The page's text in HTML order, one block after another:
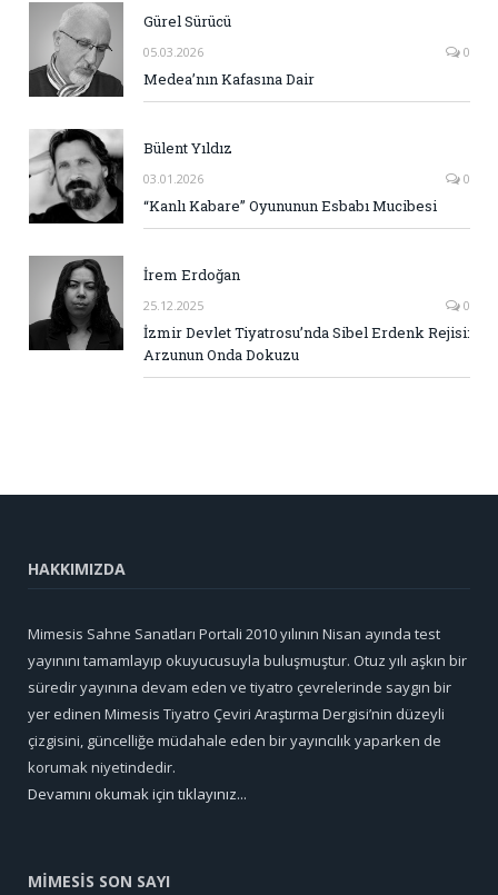
Gürel Sürücü
05.03.2026 0
Medea’nın Kafasına Dair
Bülent Yıldız
03.01.2026 0
“Kanlı Kabare” Oyununun Esbabı Mucibesi
İrem Erdoğan
25.12.2025 0
İzmir Devlet Tiyatrosu’nda Sibel Erdenk Rejisi:
Arzunun Onda Dokuzu
HAKKIMIZDA
Mimesis Sahne Sanatları Portali 2010 yılının Nisan ayında test
yayınını tamamlayıp okuyucusuyla buluşmuştur. Otuz yılı aşkın bir
süredir yayınına devam eden ve tiyatro çevrelerinde saygın bir
yer edinen Mimesis Tiyatro Çeviri Araştırma Dergisi’nin düzeyli
çizgisini, güncelliğe müdahale eden bir yayıncılık yaparken de
korumak niyetindedir.
Devamını okumak için tıklayınız...
MİMESİS SON SAYI